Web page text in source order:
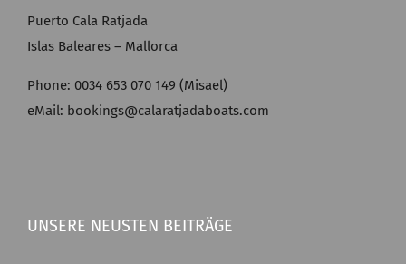
Puerto Cala Ratjada
Islas Baleares – Mallorca
Phone: 0034 653 070 149 (Misael)
eMail: bookings@calaratjadaboats.com
UNSERE NEUSTEN BEITRÄGE